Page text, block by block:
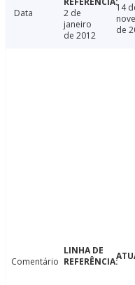
Data
2 de
janeiro
de 2012
14
de
Comentário